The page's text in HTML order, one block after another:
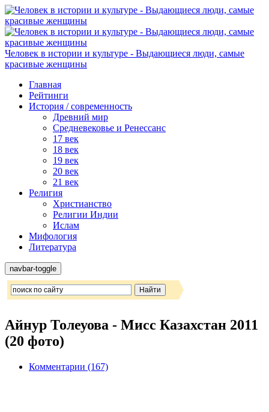
Человек в истории и культуре - Выдающиеся люди, самые
красивые женщины
Главная
Рейтинги
История / современность
Древний мир
Средневековье и Ренессанс
17 век
18 век
19 век
20 век
21 век
Религия
Христианство
Религии Индии
Ислам
Мифология
Литература
navbar-toggle
Айнур Толеуова - Мисс Казахстан 2011
(20 фото)
Комментарии (167)